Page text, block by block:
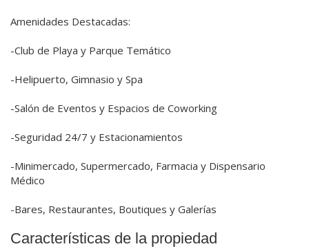
Amenidades Destacadas:
-Club de Playa y Parque Temático
-Helipuerto, Gimnasio y Spa
-Salón de Eventos y Espacios de Coworking
-Seguridad 24/7 y Estacionamientos
-Minimercado, Supermercado, Farmacia y Dispensario
Médico
-Bares, Restaurantes, Boutiques y Galerías
Características de la propiedad